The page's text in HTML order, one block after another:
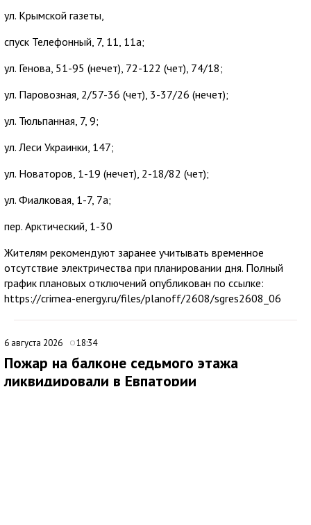
ул. Крымской газеты,
спуск Телефонный, 7, 11, 11а;
ул. Генова, 51-95 (нечет), 72-122 (чет), 74/18;
ул. Паровозная, 2/57-36 (чет), 3-37/26 (нечет);
ул. Тюльпанная, 7, 9;
ул. Леси Украинки, 147;
ул. Новаторов, 1-19 (нечет), 2-18/82 (чет);
ул. Фиалковая, 1-7, 7а;
пер. Арктический, 1-30
Жителям рекомендуют заранее учитывать временное
отсутствие электричества при планировании дня. Полный
график плановых отключений опубликован по ссылке:
https://crimea-energy.ru/files/planoff/2608/sgres2608_06
6 августа 2026 18:34
Пожар на балконе седьмого этажа
ликвидировали в Евпатории